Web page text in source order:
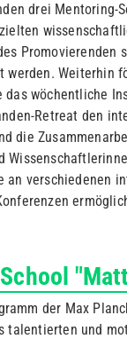
drei Mentoring-
Promovierenden
werden. Weiterhin
das wöchentliche
Retreat den
die
an verschiedenen
der Max
talentierten und